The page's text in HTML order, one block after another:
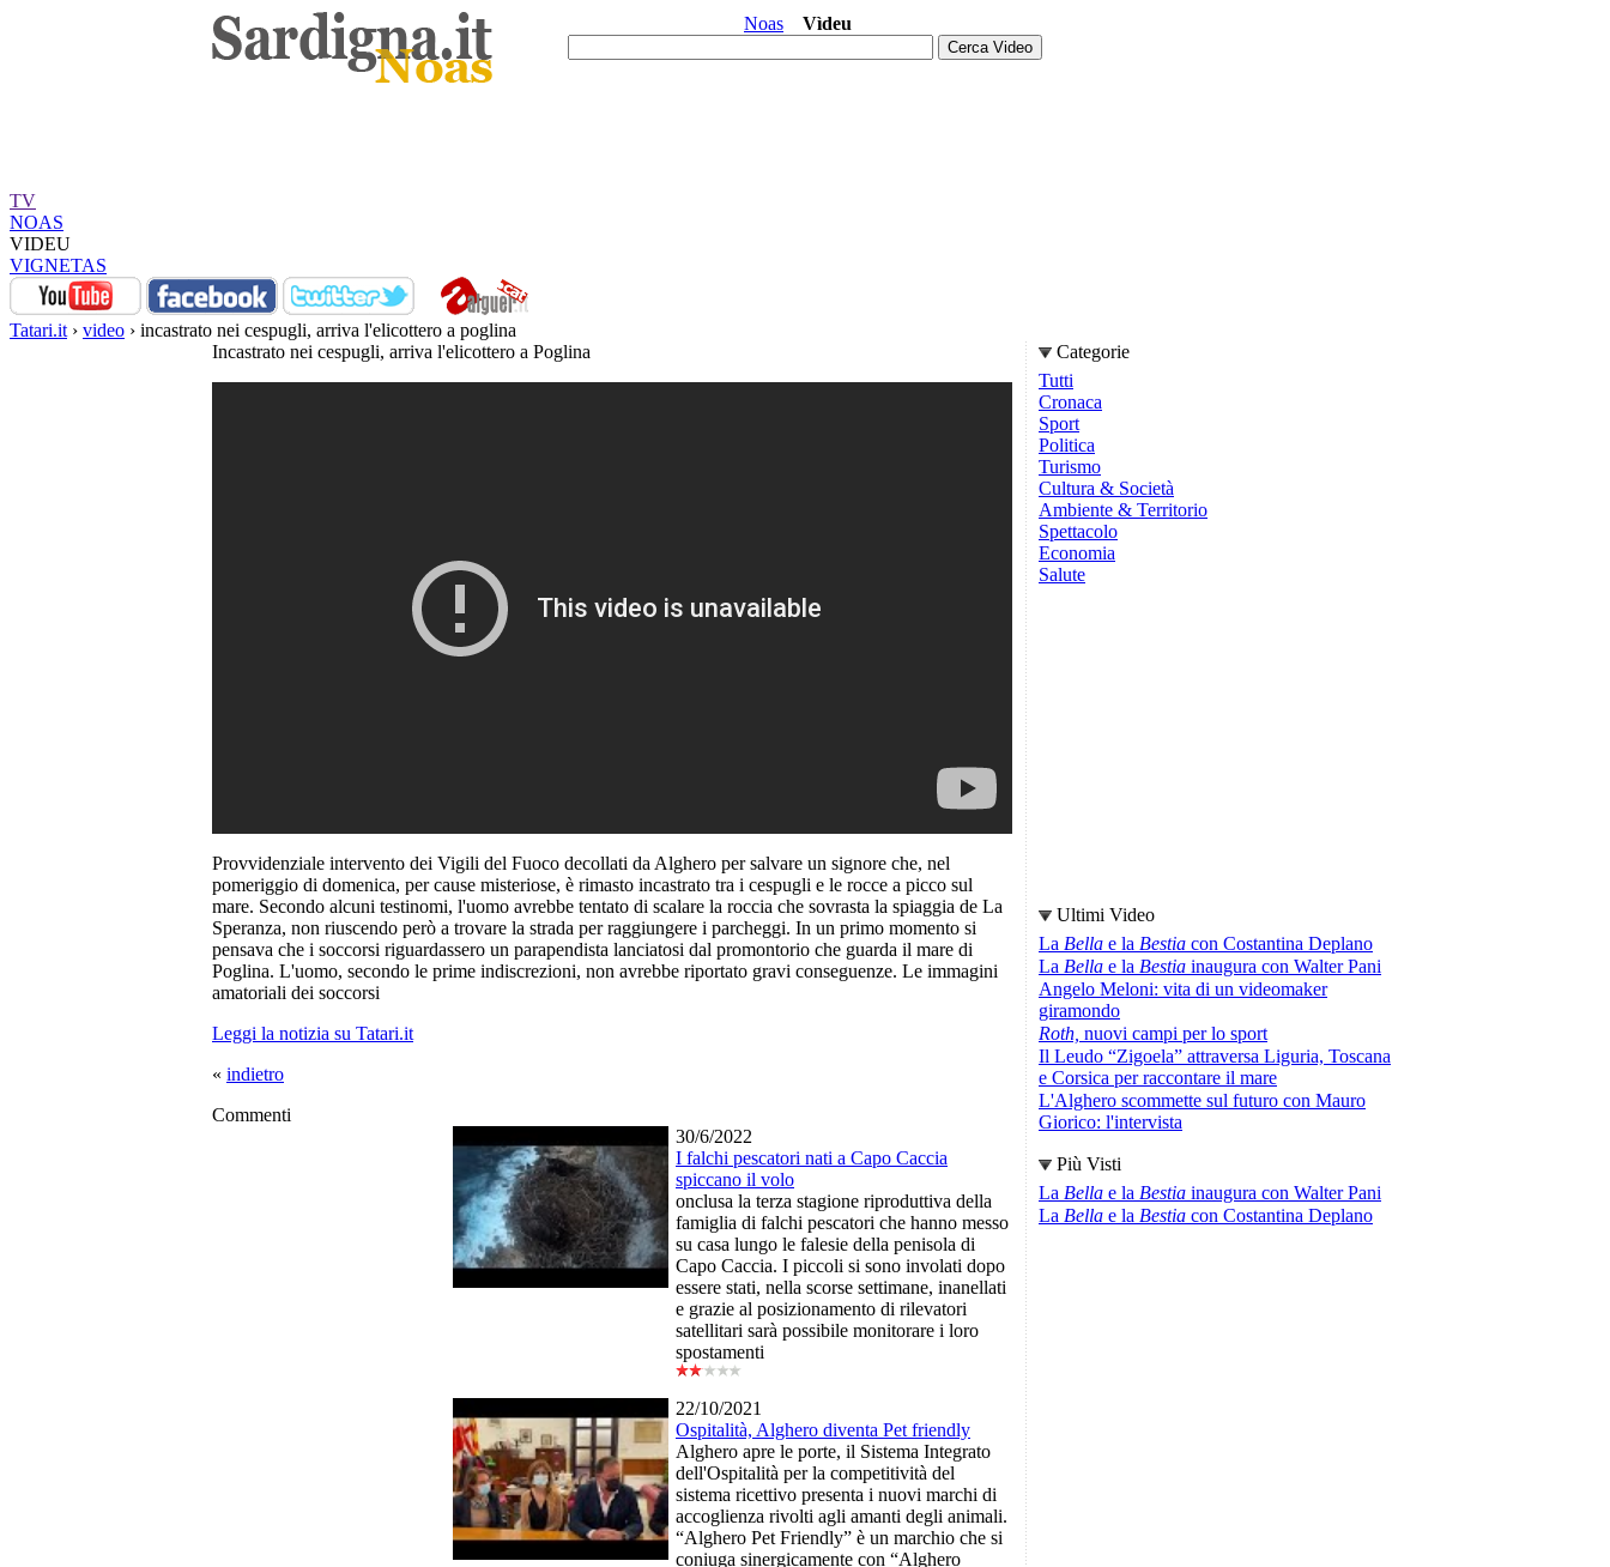
Noas Vìdeu
TV
NOAS
VIDEU
VIGNETAS
Tatari.it › video › incastrato nei cespugli, arriva l'elicottero a poglina
Incastrato nei cespugli, arriva l'elicottero a Poglina
Provvidenziale intervento dei Vigili del Fuoco decollati da Alghero per salvare un signore che, nel
pomeriggio di domenica, per cause misteriose, è rimasto incastrato tra i cespugli e le rocce a picco sul
mare. Secondo alcuni testinomi, l'uomo avrebbe tentato di scalare la roccia che sovrasta la spiaggia de La
Speranza, non riuscendo però a trovare la strada per raggiungere i parcheggi. In un primo momento si
pensava che i soccorsi riguardassero un parapendista lanciatosi dal promontorio che guarda il mare di
Poglina. L'uomo, secondo le prime indiscrezioni, non avrebbe riportato gravi conseguenze. Le immagini
amatoriali dei soccorsi
Leggi la notizia su Tatari.it
« indietro
Commenti
30/6/2022
I falchi pescatori nati a Capo Caccia
spiccano il volo
onclusa la terza stagione riproduttiva della
famiglia di falchi pescatori che hanno messo
su casa lungo le falesie della penisola di
Capo Caccia. I piccoli si sono involati dopo
essere stati, nella scorse settimane, inanellati
e grazie al posizionamento di rilevatori
satellitari sarà possibile monitorare i loro
spostamenti
22/10/2021
Ospitalità, Alghero diventa Pet friendly
Alghero apre le porte, il Sistema Integrato
dell'Ospitalità per la competitività del
sistema ricettivo presenta i nuovi marchi di
accoglienza rivolti agli amanti degli animali.
“Alghero Pet Friendly” è un marchio che si
coniuga sinergicamente con “Alghero
Categorie
Tutti
Cronaca
Sport
Politica
Turismo
Cultura & Società
Ambiente & Territorio
Spettacolo
Economia
Salute
Ultimi Video
La Bella e la Bestia con Costantina Deplano
La Bella e la Bestia inaugura con Walter Pani
Angelo Meloni: vita di un videomaker
giramondo
Roth, nuovi campi per lo sport
Il Leudo “Zigoela” attraversa Liguria, Toscana
e Corsica per raccontare il mare
L'Alghero scommette sul futuro con Mauro
Giorico: l'intervista
Più Visti
La Bella e la Bestia inaugura con Walter Pani
La Bella e la Bestia con Costantina Deplano